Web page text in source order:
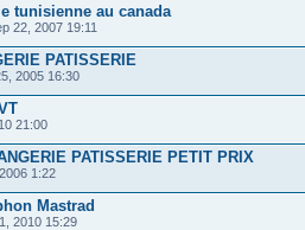
tunisienne au canada
22, 2007 19:11
PATISSERIE
2005 16:30
21:00
PATISSERIE PETIT PRIX
1:22
Mastrad
2010 15:29